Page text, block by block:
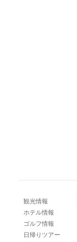
観光情報
ホテル情報
ゴルフ情報
日帰りツアー